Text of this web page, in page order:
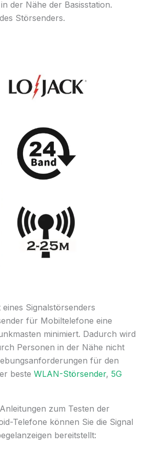
der Nähe der Basisstation.
Störsenders.
Signalstörsenders
für Mobiltelefone eine
minimiert. Dadurch wird
Personen in der Nähe nicht
für den
beste WLAN-Störsender, 5G
zum Testen der
Telefone können Sie die Signal
bereitstellt: